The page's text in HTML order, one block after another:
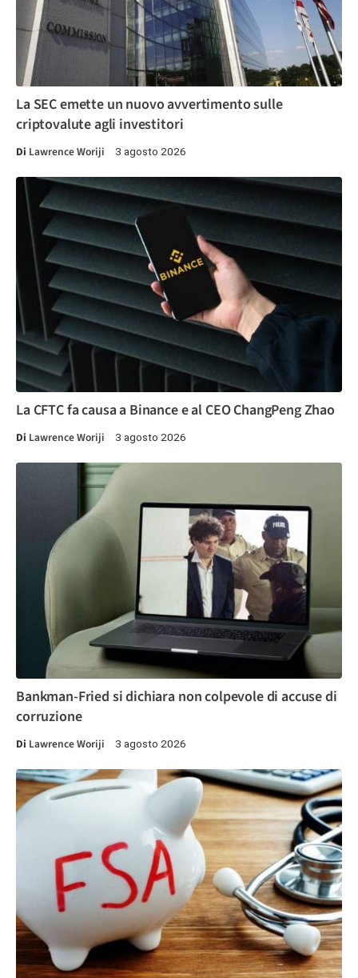
La SEC emette un nuovo avvertimento sulle
criptovalute agli investitori
Di Lawrence Woriji 3 agosto 2026
La CFTC fa causa a Binance e al CEO ChangPeng Zhao
Di Lawrence Woriji 3 agosto 2026
Bankman-Fried si dichiara non colpevole di accuse di
corruzione
Di Lawrence Woriji 3 agosto 2026